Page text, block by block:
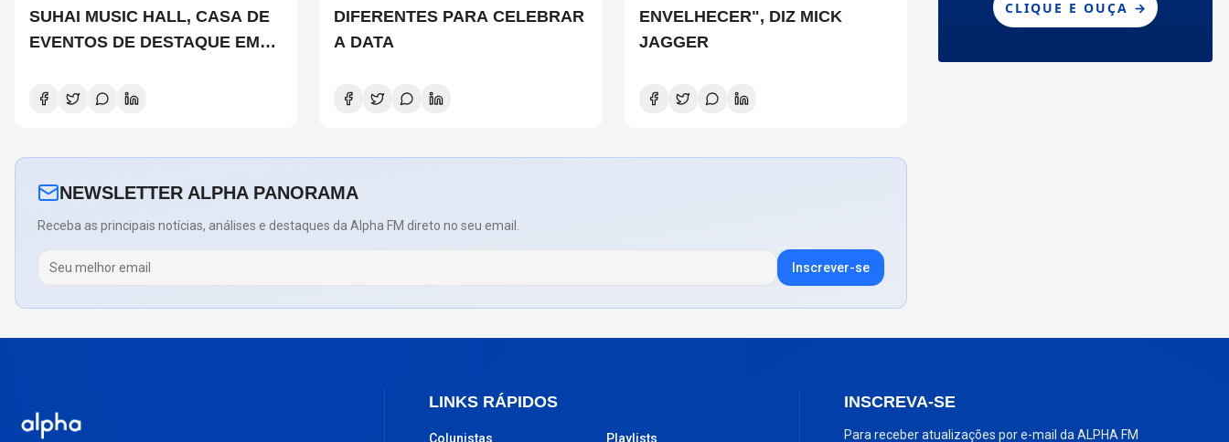
SUHAI MUSIC HALL, CASA DE
EVENTOS DE DESTAQUE EM
DIFERENTES PARA CELEBRAR
A DATA
ENVELHECER", DIZ MICK
JAGGER
NEWSLETTER ALPHA PANORAMA
Receba as principais notícias, análises e destaques da Alpha FM direto no seu email.
Inscrever-se
LINKS RÁPIDOS
Colunistas Playlists
INSCREVA-SE
Para receber atualizações por e-mail da ALPHA FM